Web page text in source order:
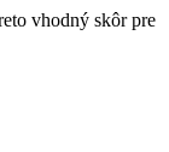
vhodný skôr pre